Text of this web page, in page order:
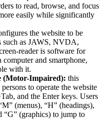
to read, browse, and focus
easily while significantly
the website to be
such as JAWS, NVDA,
reader is software for
and smartphone,
with it.
(Motor-Impaired): this
to operate the website
and the Enter keys. Users
(menus), “H” (headings),
“G” (graphics) to jump to